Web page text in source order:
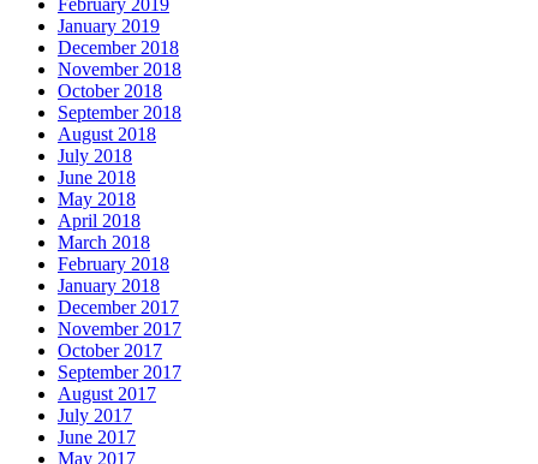
January 2019
December 2018
November 2018
October 2018
September 2018
August 2018
July 2018
June 2018
May 2018
April 2018
March 2018
February 2018
January 2018
December 2017
November 2017
October 2017
September 2017
August 2017
July 2017
June 2017
May 2017